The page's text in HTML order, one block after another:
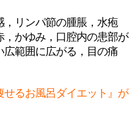
リンパ節の腫脹，水疱
，かゆみ，口腔内の患部が
範囲に広がる，目の痛
るお風呂ダイエット』が